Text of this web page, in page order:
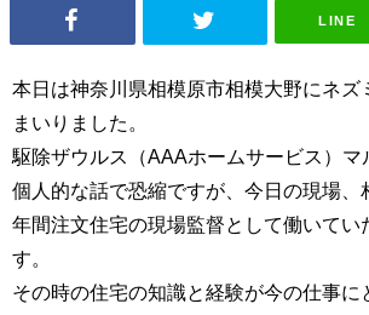
LINE
本日は神奈川県相模原市相模大野にネズ
まいりました。
駆除ザウルス（AAAホームサービス）マ
個人的な話で恐縮ですが、今日の現場、
年間注文住宅の現場監督として働いてい
す。
その時の住宅の知識と経験が今の仕事に